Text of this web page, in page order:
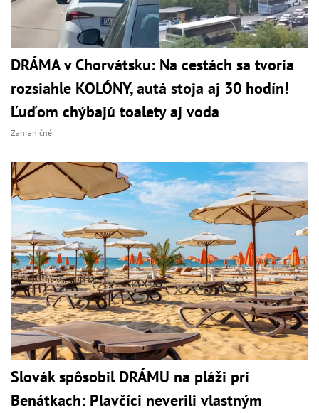
DRÁMA v Chorvátsku: Na cestách sa tvoria
rozsiahle KOLÓNY, autá stoja aj 30 hodín!
Ľuďom chýbajú toalety aj voda
Zahraničné
Slovák spôsobil DRÁMU na pláži pri
Benátkach: Plavčíci neverili vlastným